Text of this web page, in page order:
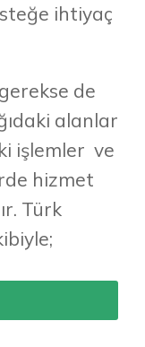
ihtiyaç
de
alanlar
işlemler ve
hizmet
Türk